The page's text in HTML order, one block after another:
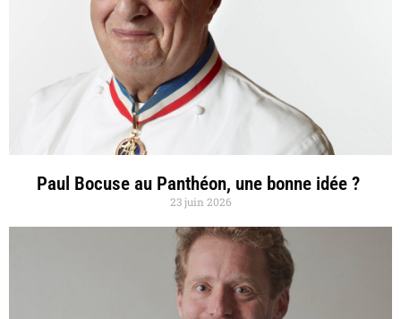
Paul Bocuse au Panthéon, une bonne idée ?
23 juin 2026